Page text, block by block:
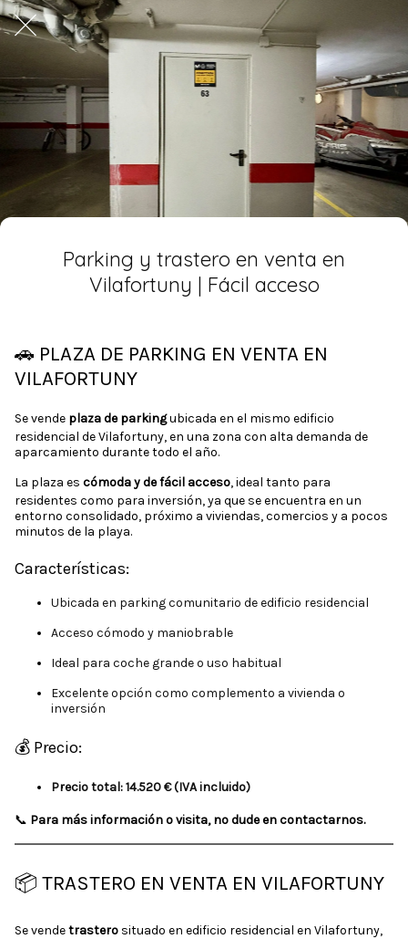
Parking y trastero en venta en
Vilafortuny | Fácil acceso
🚗 PLAZA DE PARKING EN VENTA EN
VILAFORTUNY
Se vende plaza de parkingubicada en el mismo edificio
residencial de Vilafortuny, en una zona con alta demanda de
aparcamiento durante todo el año.
La plaza es cómoda y de fácil acceso, ideal tanto para
residentes como para inversión, ya que se encuentra en un
entorno consolidado, próximo a viviendas, comercios y a pocos
minutos de la playa.
Características:
Ubicada en parking comunitario de edificio residencial
Acceso cómodo y maniobrable
Ideal para coche grande o uso habitual
Excelente opción como complemento a vivienda o
inversión
💰 Precio:
Precio total: 14.520 € (IVA incluido)
📞 Para más información o visita, no dude en contactarnos.
📦 TRASTERO EN VENTA EN VILAFORTUNY
Se vendetrastero situado en edificio residencial en Vilafortuny,